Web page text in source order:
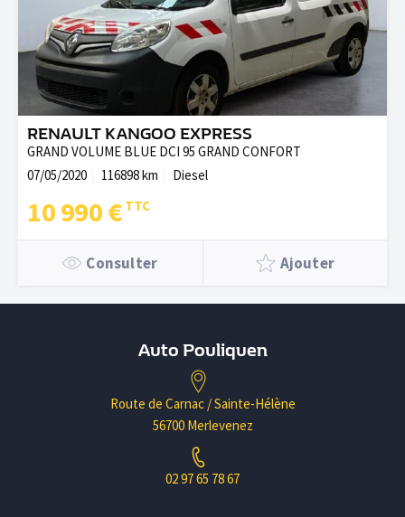
RENAULT KANGOO EXPRESS
GRAND VOLUME BLUE DCI 95 GRAND CONFORT
07/05/2020
116898 km Diesel
10 990 €
Consulter Ajouter
Auto Pouliquen
Route de Carnac / Sainte-Hélène
56700 Merlevenez
02 97 65 78 67